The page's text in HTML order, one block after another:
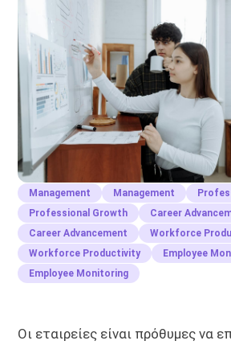
Management Management
Professional Growth
Career
Career Advancement
Workforce
Workforce Productivity
Employee
Employee Monitoring
Οι εταιρείες είναι πρόθυμες να